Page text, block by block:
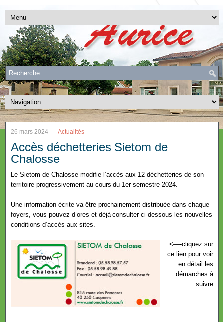
26 mars 2024 Actualités
Accès déchetteries Sietom de
Chalosse
Le Sietom de Chalosse modifie l’accès aux 12 déchetteries de son
territoire progressivement au cours du 1ersemestre 2024.
Une information écrite va être prochainement distribuée dans chaque
foyers, vous pouvez d’ores et déjà consulter ci-dessous les nouvelles
conditions d’accès aux sites.
<—-cliquez sur
ce lien pour voir
en détail les
démarches à
suivre